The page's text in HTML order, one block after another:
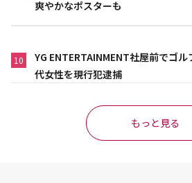
爽やかなポスターも
10
YG ENTERTAINMENT社屋前でゴ
代女性を現行犯逮捕
もっと見る